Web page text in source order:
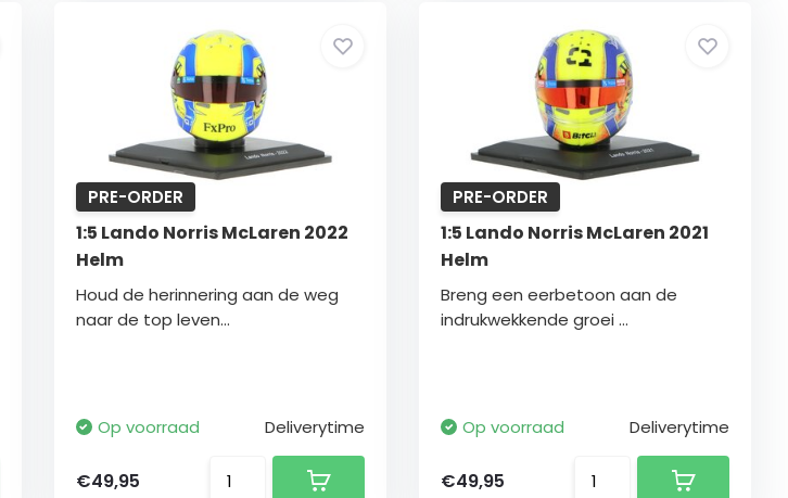
PRE-ORDER
1:5 Lando Norris McLaren 2022
Helm
Houd de herinnering aan de weg
naar de top leven...
Op voorraad Deliverytime
€49,95
PRE-ORDER
1:5 Lando Norris McLaren 2021
Helm
Breng een eerbetoon aan de
indrukwekkende groei ...
Op voorraad Deliverytime
€49,95